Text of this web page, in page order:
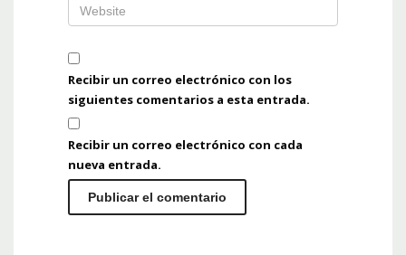
Recibir un correo electrónico con los
siguientes comentarios a esta entrada.
Recibir un correo electrónico con cada
nueva entrada.